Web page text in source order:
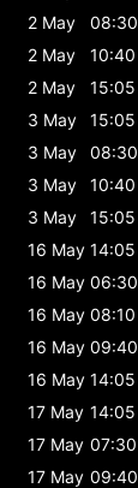
2 May
08:30
2 May
10:40
2 May
15:05
3 May
15:05
3 May
08:30
3 May
10:40
3 May
15:05
16 May 14:05
16 May 06:30
16 May 08:10
16 May 09:40
16 May 14:05
17 May 14:05
17 May 07:30
17 May 09:40